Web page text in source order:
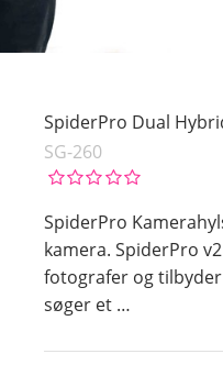
SpiderPro Dual
SG-260
SpiderPro
kamera. SpiderPro
fotografer og
søger et …